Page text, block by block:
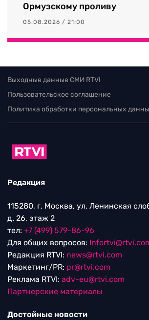
Ормузскому проливу
05.08.2026 / 21:00
Выходные данные СМИ RTVI
Пользовательское соглашение
Политика обработки персональных
Редакция
115280, г. Москва, ул. Ленинская
д. 26, этаж 2
тел: +7 (499) 579-86-96
Для общих вопросов:
Редакция RTVI: news@rtvi.com
Маркетинг/PR: pr@rtvi.com
Реклама RTVI: adv-eu@rtvi.com
Партнерские материалы
Достойные новости